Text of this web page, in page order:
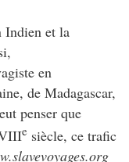
et la
en
de Madagascar,
penser que
e siècle, ce trafic